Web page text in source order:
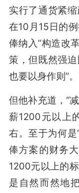
实行了通货紧
在10月15日的
俸纳入“构造改
策，但既然强
也要以身作则”。
但他补充道，“
薪1200元以上
右。至于为何
俸方案的财务
1200元以上的
是自然而然地